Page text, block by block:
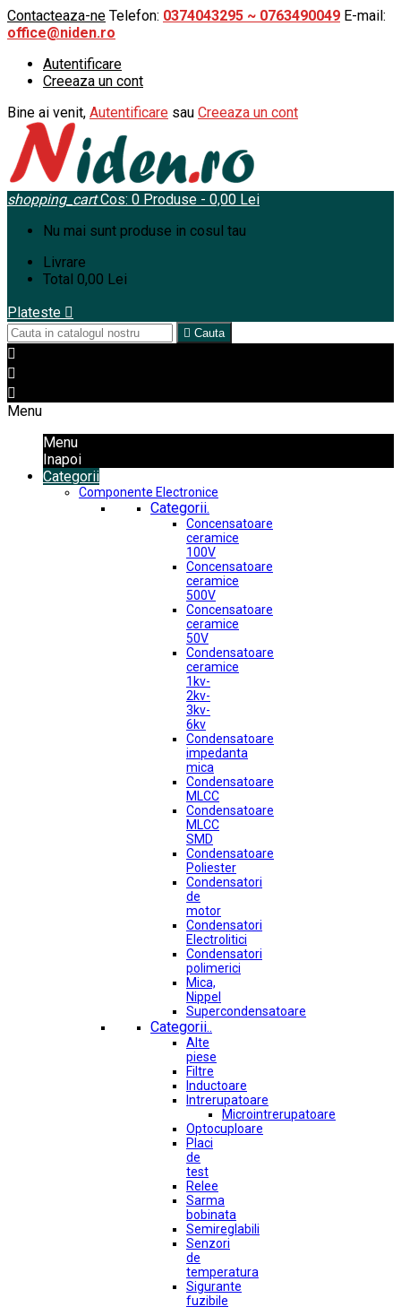
Contacteaza-ne Telefon: 0374043295 ~ 0763490049 E-mail:
office@niden.ro
Autentificare
Creeaza un cont
Bine ai venit, Autentificare sau Creeaza un cont
shopping_cart Cos: 0 Produse - 0,00 Lei
Nu mai sunt produse in cosul tau
Livrare
Total 0,00 Lei
Plateste 
 Cauta



Menu
Menu
Inapoi
Categorii
Componente Electronice
Categorii.
Concensatoare
ceramice
100V
Concensatoare
ceramice
500V
Concensatoare
ceramice
50V
Condensatoare
ceramice
1kv-
2kv-
3kv-
6kv
Condensatoare
impedanta
mica
Condensatoare
MLCC
Condensatoare
MLCC
SMD
Condensatoare
Poliester
Condensatori
de
motor
Condensatori
Electrolitici
Condensatori
polimerici
Mica,
Nippel
Supercondensatoare
Categorii..
Alte
piese
Filtre
Inductoare
Intrerupatoare
Microintrerupatoare
Optocuploare
Placi
de
test
Relee
Sarma
bobinata
Semireglabili
Senzori
de
temperatura
Sigurante
fuzibile